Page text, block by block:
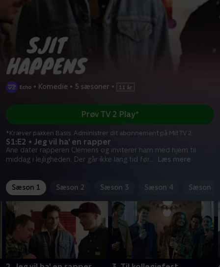
• Komedie • 5 sæsoner •
S1:E2 • Jeg vil ha' en rapper
Ane dater rapperen Clemens og inviterer ham med hjem til
middag i lejligheden. Der går ikke lang tid før... Læs mere
Prøv TV 2 Play*
*Kræver pakken Basis. Administrer dit abonnement på Mit TV 2.
Sæson 1 Sæson 2 Sæson 3 Sæson 4 Sæson 5